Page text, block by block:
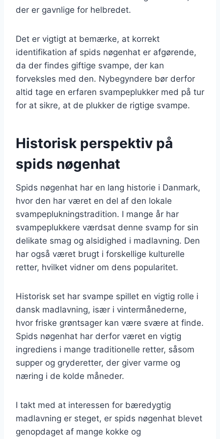
der er gavnlige for helbredet.
Det er vigtigt at bemærke, at korrekt
identifikation af spids nøgenhat er afgørende,
da der findes giftige svampe, der kan
forveksles med den. Nybegyndere bør derfor
altid tage en erfaren svampeplukker med på tur
for at sikre, at de plukker de rigtige svampe.
Historisk perspektiv på
spids nøgenhat
Spids nøgenhat har en lang historie i Danmark,
hvor den har været en del af den lokale
svampeplukningstradition. I mange år har
svampeplukkere værdsat denne svamp for sin
delikate smag og alsidighed i madlavning. Den
har også været brugt i forskellige kulturelle
retter, hvilket vidner om dens popularitet.
Historisk set har svampe spillet en vigtig rolle i
dansk madlavning, især i vintermånederne,
hvor friske grøntsager kan være svære at finde.
Spids nøgenhat har derfor været en vigtig
ingrediens i mange traditionelle retter, såsom
supper og gryderetter, der giver varme og
næring i de kolde måneder.
I takt med at interessen for bæredygtig
madlavning er steget, er spids nøgenhat blevet
genopdaget af mange kokke og